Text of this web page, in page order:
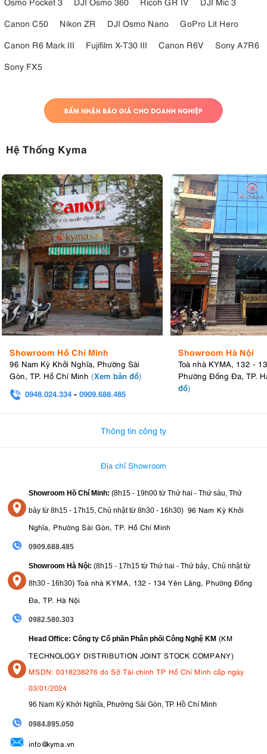
Canon C50
Nikon ZR DJI Osmo Nano
GoPro Lit Hero
Canon R6 Mark III
Fujifilm X-T30 III Canon R6V
Sony A7R6
Sony FX5
Hệ Thống Kyma
Showroom Hồ Chí Minh
96 Nam Kỳ Khởi Nghĩa, Phường Sài
Gòn, TP. Hồ Chí Minh (Xem bản đồ)
0948.024.334 - 0909.688.485
Showroom Hà Nội
Toà nhà KYMA, 132 -
Phường Đống Đa, TP.
đồ)
Thông tin công ty
Địa chỉ Showroom
Showroom Hồ Chí Minh: (8h15 - 19h00 từ Thứ hai - Thứ sáu, Thứ
bảy từ 8h15 - 17h15, Chủ nhật từ 8h30 - 16h30) 96 Nam Kỳ Khởi
Nghĩa, Phường Sài Gòn, TP. Hồ Chí Minh
0909.688.485
Showroom Hà Nội: (8h15 - 17h15 từ Thứ hai - Thứ bảy Chủ nhật từ
8h30 - 16h30) Toà nhà KYMA, 132 - 134 Yên Lãng, Phường Đống
Đa, TP. Hà Nội
0982.580.303
Head Office: Công ty Cổ phần Phân phối Công Nghệ KM (KM
TECHNOLOGY DISTRIBUTION JOINT STOCK COMPANY)
MSDN: 0318238276 do Sở Tài chính TP Hồ Chí Minh cấp ngày
03/01/2024
96 Nam Kỳ Khởi Nghĩa, Phường Sài Gòn, TP. Hồ Chí Minh
0984.895.050
info@kyma.vn